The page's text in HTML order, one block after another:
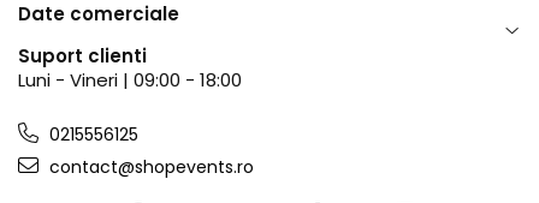
Date comerciale
Suport clienti
Luni - Vineri | 09:00 - 18:00
0215556125
contact@shopevents.ro